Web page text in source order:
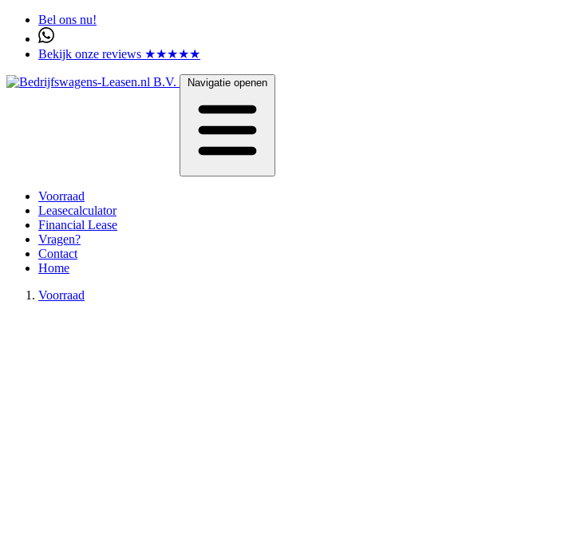
Bel ons nu!
Bekijk onze reviews ★★★★★
Navigatie openen
Voorraad
Leasecalculator
Financial Lease
Vragen?
Contact
Home
Voorraad